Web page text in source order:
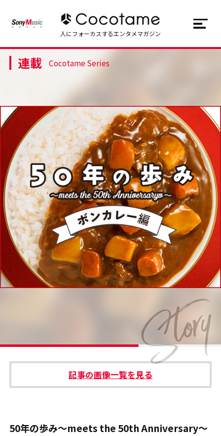
トップ Top
連載一覧 Series
Cocotameとは About
#エンタメ業界のちょっといい話
#サステナブルな取り組み #スタッフが語る
運営会社 プライバシーポリシー
本サイトご利用にあたって Cookie Settings
JP EN
人にフォーカスするエンタメマガジン
連載 Cocotame Series
記事の画像一覧を見る
50年の歩み～meets the 50th Anniversary～